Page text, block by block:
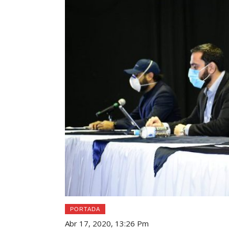
PORTADA
Abr 17, 2020, 13:26 Pm